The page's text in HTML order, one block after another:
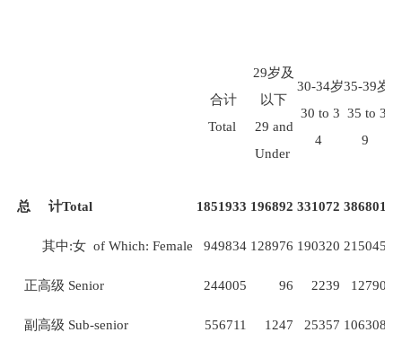
合计
Total
29岁及
以下
29 and
Under
30-34岁
30 to 3
4
35-39岁
35 to 3
9
总 计Total 1851933 196892 331072 386801
其中:女 of Which: Female 949834 128976 190320 215045
正高级 Senior 244005 96 2239 12790
副高级 Sub-senior 556711 1247 25357 106308